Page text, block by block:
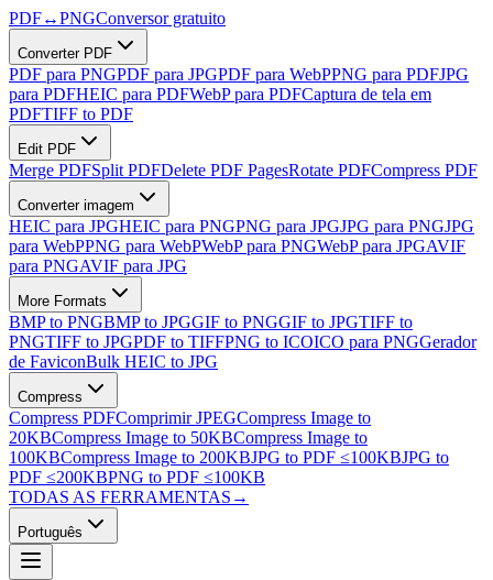
PDF↔PNGConversor gratuito
Converter PDF
PDF para PNGPDF para JPGPDF para WebPPNG para PDFJPG
para PDFHEIC para PDFWebP para PDFCaptura de tela em
PDFTIFF to PDF
Edit PDF
Merge PDFSplit PDFDelete PDF PagesRotate PDFCompress PDF
Converter imagem
HEIC para JPGHEIC para PNGPNG para JPGJPG para PNGJPG
para WebPPNG para WebPWebP para PNGWebP para JPGAVIF
para PNGAVIF para JPG
More Formats
BMP to PNGBMP to JPGGIF to PNGGIF to JPGTIFF to
PNGTIFF to JPGPDF to TIFFPNG to ICOICO para PNGGerador
de FaviconBulk HEIC to JPG
Compress
Compress PDFComprimir JPEGCompress Image to
20KBCompress Image to 50KBCompress Image to
100KBCompress Image to 200KBJPG to PDF ≤100KBJPG to
PDF ≤200KBPNG to PDF ≤100KB
TODAS AS FERRAMENTAS →
Português